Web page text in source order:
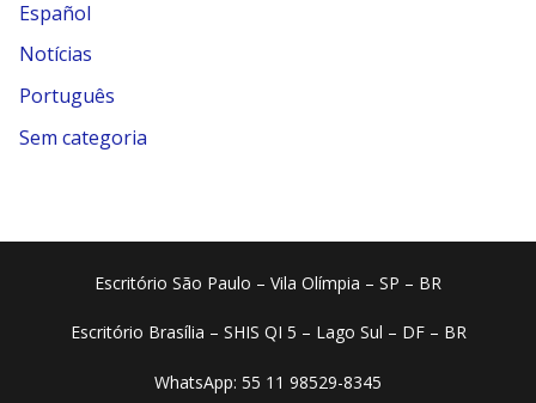
Español
Notícias
Português
Sem categoria
Escritório São Paulo – Vila Olímpia – SP – BR
Escritório Brasília – SHIS QI 5 – Lago Sul – DF – BR
WhatsApp: 55 11 98529-8345